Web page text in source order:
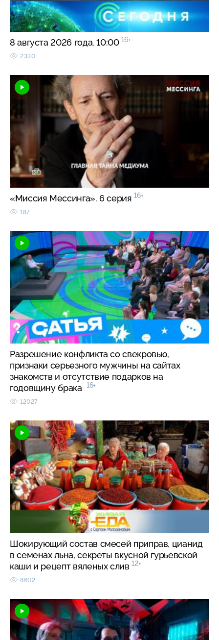
8 августа 2026 года. 10:00 16+
2330
«Миссия Мессинга». 6 серия 16+
187
Разрешение конфликта со свекровью,
признаки серьезного мужчины на сайтах
знакомств и отсутствие подарков на
годовщину брака
16+
12027
Шокирующий состав смесей приправ, цианид
в семенах льна, секреты вкусной гурьевской
каши и рецепт вяленых слив 12+
8602